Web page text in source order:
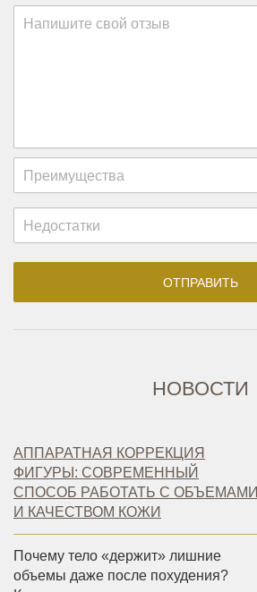
НОВОСТИ
АППАРАТНАЯ КОРРЕКЦИЯ
ФИГУРЫ: СОВРЕМЕННЫЙ
СПОСОБ РАБОТАТЬ С ОБЪЕМАМИ
И КАЧЕСТВОМ КОЖИ
Почему тело «держит» лишние
объемы даже после похудения?